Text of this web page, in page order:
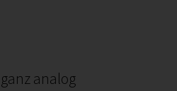
analog